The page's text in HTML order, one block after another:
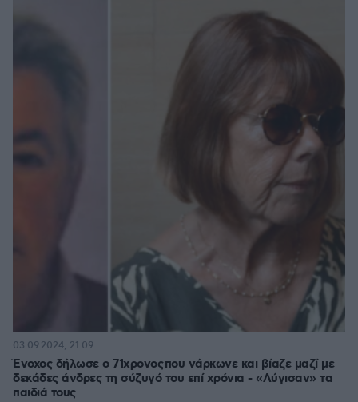
Ένοχος δήλωσε ο 71χρονος που νάρκωνε και βίαζε μαζί με
δεκάδες άνδρες τη σύζυγό του επί χρόνια - «Λύγισαν» τα
παιδιά τους
03.09.2024, 21:09